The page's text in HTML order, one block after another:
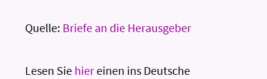
Quelle: Briefe an die Herausgeber
Lesen Sie hier einen ins Deutsche